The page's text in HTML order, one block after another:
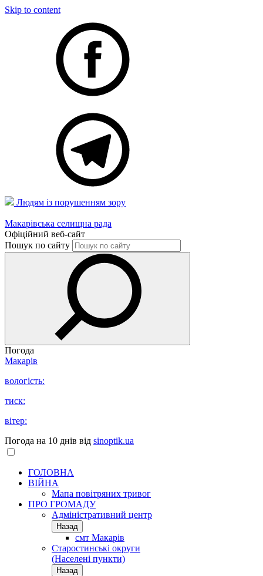
Skip to content
Людям із порушенням зору
Макарівська селищна рада
Офіційний веб-сайт
Пошук по сайту
Погода
Макарів
вологість:
тиск:
вітер:
Погода на 10 днів від sinoptik.ua
ГОЛОВНА
ВІЙНА
Мапа повітряних тривог
ПРО ГРОМАДУ
Aдміністративний центр
Назад
смт Макарів
Старостинські округи
(Населені пункти)
Назад